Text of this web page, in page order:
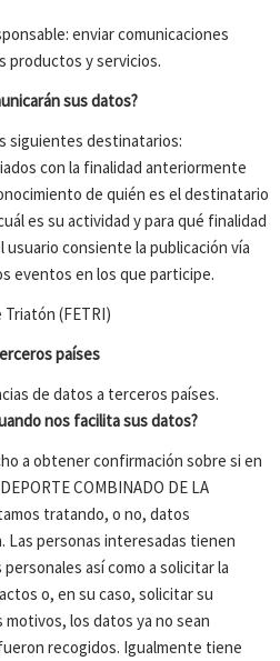
enviar comunicaciones
productos y servicios.
sus datos?
siguientes destinatarios:
con la finalidad anteriormente
de quién es el destinatario
es su actividad y para qué finalidad
usuario consiente la publicación vía
eventos en los que participe.
Triatón (FETRI)
países
de datos a terceros países.
nos facilita sus datos?
a obtener confirmación sobre si en
COMBINADO DE LA
tratando, o no, datos
Las personas interesadas tienen
así como a solicitar la
o, en su caso, solicitar su
los datos ya no sean
recogidos. Igualmente tiene